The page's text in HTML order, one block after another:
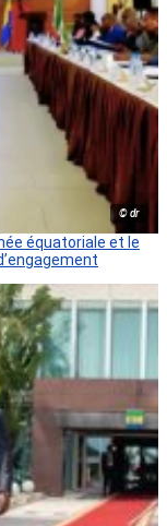
© dr
équatoriale et le